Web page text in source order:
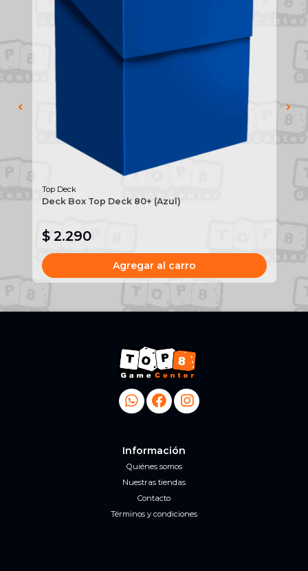
Top Deck
Deck Box Top Deck 80+ (Azul)
$ 2.290
Agregar al carro
Información
Quiénes somos
Nuestras tiendas
Contacto
Términos y condiciones